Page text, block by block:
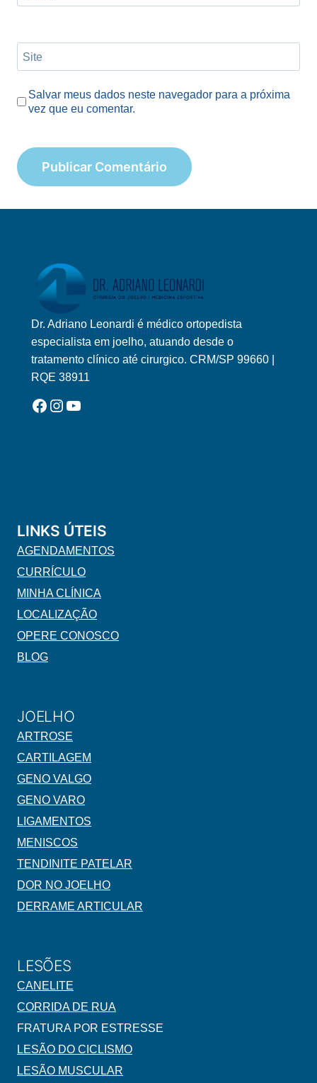
Site
Salvar meus dados neste navegador para a próxima
vez que eu comentar.
Logo Adriano Leonardi Horizontal Novo
Dr. Adriano Leonardi é médico ortopedista
especialista em joelho, atuando desde o
tratamento clínico até cirurgico. CRM/SP 99660 |
RQE 38911
Facebook
Instagram
YouTube
LINKS ÚTEIS
AGENDAMENTOS
CURRÍCULO
MINHA CLÍNICA
LOCALIZAÇÃO
OPERE CONOSCO
BLOG
JOELHO
ARTROSE
CARTILAGEM
GENO VALGO
GENO VARO
LIGAMENTOS
MENISCOS
TENDINITE PATELAR
DOR NO JOELHO
DERRAME ARTICULAR
LESÕES
CANELITE
CORRIDA DE RUA
FRATURA POR ESTRESSE
LESÃO DO CICLISMO
LESÃO MUSCULAR